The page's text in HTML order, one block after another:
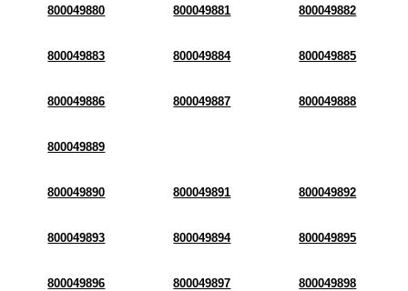
800049880 800049881 800049882
800049883 800049884 800049885
800049886 800049887 800049888
800049889
800049890 800049891 800049892
800049893 800049894 800049895
800049896 800049897 800049898